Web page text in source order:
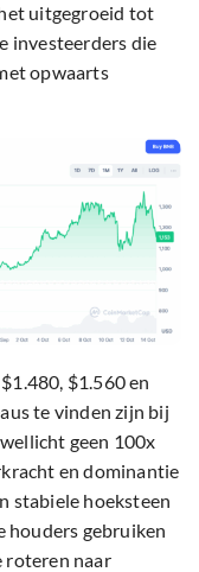
uitgegroeid tot
investeerders die
opwaarts
$1.560 en
te vinden zijn bij
geen 100x
en dominantie
stabiele hoeksteen
houders gebruiken
roteren naar